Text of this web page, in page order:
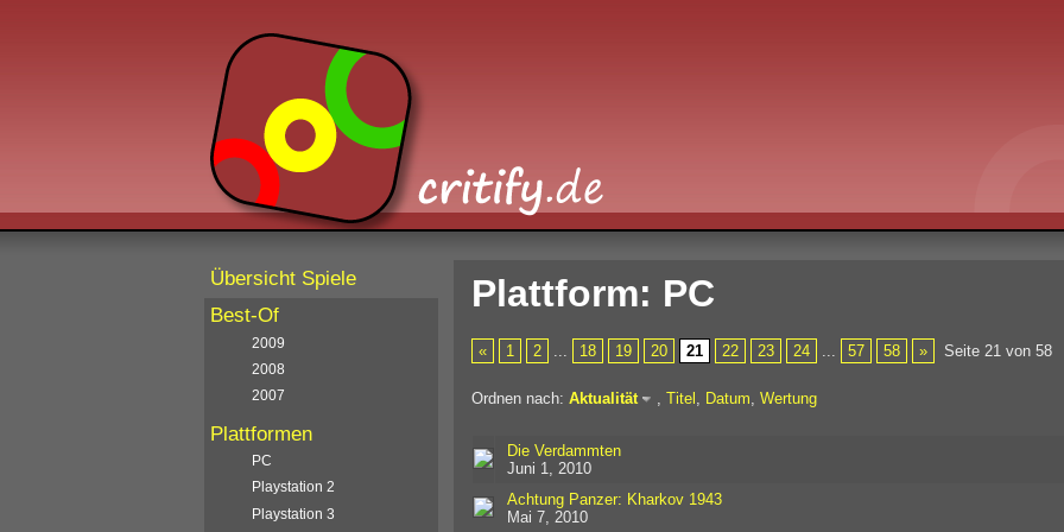
Plattform: PC
« 1 2 18 19 20 21 22 23 24 57 58 » Seite 21 von 58
Ordnen nach: Aktualität Titel Datum Wertung
Die Verdammten
Juni 1, 2010
Achtung Panzer: Kharkov 1943
Mai 7, 2010
Übersicht Spiele
Best-Of
2009
2008
2007
Plattformen
PC
Playstation 2
Playstation 3